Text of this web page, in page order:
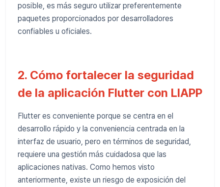
posible, es más seguro utilizar preferentemente
paquetes proporcionados por desarrolladores
confiables u oficiales.
2. Cómo fortalecer la seguridad
de la aplicación Flutter con LIAPP
Flutter es conveniente porque se centra en el
desarrollo rápido y la conveniencia centrada en la
interfaz de usuario, pero en términos de seguridad,
requiere una gestión más cuidadosa que las
aplicaciones nativas. Como hemos visto
anteriormente, existe un riesgo de exposición del